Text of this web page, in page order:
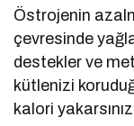
Östrojenin
çevresinde
destekler ve
kütlenizi
kalori